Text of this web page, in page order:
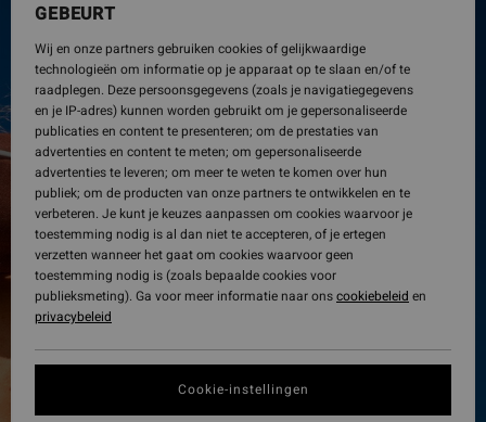
GEBEURT
Wij en onze partners gebruiken cookies of gelijkwaardige
technologieën om informatie op je apparaat op te slaan en/of te
raadplegen. Deze persoonsgegevens (zoals je navigatiegegevens
en je IP-adres) kunnen worden gebruikt om je gepersonaliseerde
publicaties en content te presenteren; om de prestaties van
advertenties en content te meten; om gepersonaliseerde
advertenties te leveren; om meer te weten te komen over hun
publiek; om de producten van onze partners te ontwikkelen en te
verbeteren. Je kunt je keuzes aanpassen om cookies waarvoor je
toestemming nodig is al dan niet te accepteren, of je ertegen
verzetten wanneer het gaat om cookies waarvoor geen
toestemming nodig is (zoals bepaalde cookies voor
publieksmeting). Ga voor meer informatie naar onscookiebeleid en
privacybeleid
Cookie-instellingen